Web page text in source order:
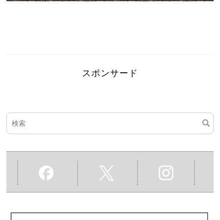
スポンサード